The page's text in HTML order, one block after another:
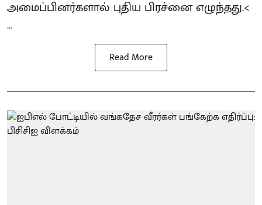
அமைப்பினர்களால் புதிய பிரச்னை எழுந்தது.<
...
Read More